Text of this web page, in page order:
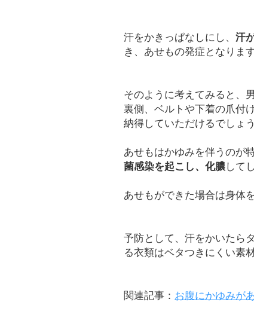
汗をかきっぱなしにし、 汗
き、あせもの発症となります
そのように考えてみると、
裏側、ベルトや下着の爪付
納得していただけるでしょう
あせもはかゆみを伴うのが
菌感染を起こし、化膿して
あせもができた場合は身体
予防として、汗をかいたら
る衣類はベタつきにくい素
関連記事： お腹にかゆみが